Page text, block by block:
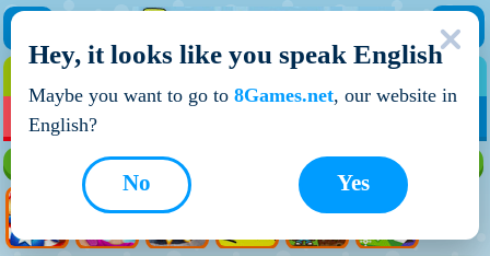
НОВІ ІГРИ
Hey, it looks like you speak English
Maybe you want to go to 8Games.net, our website in
English?
Yes
No